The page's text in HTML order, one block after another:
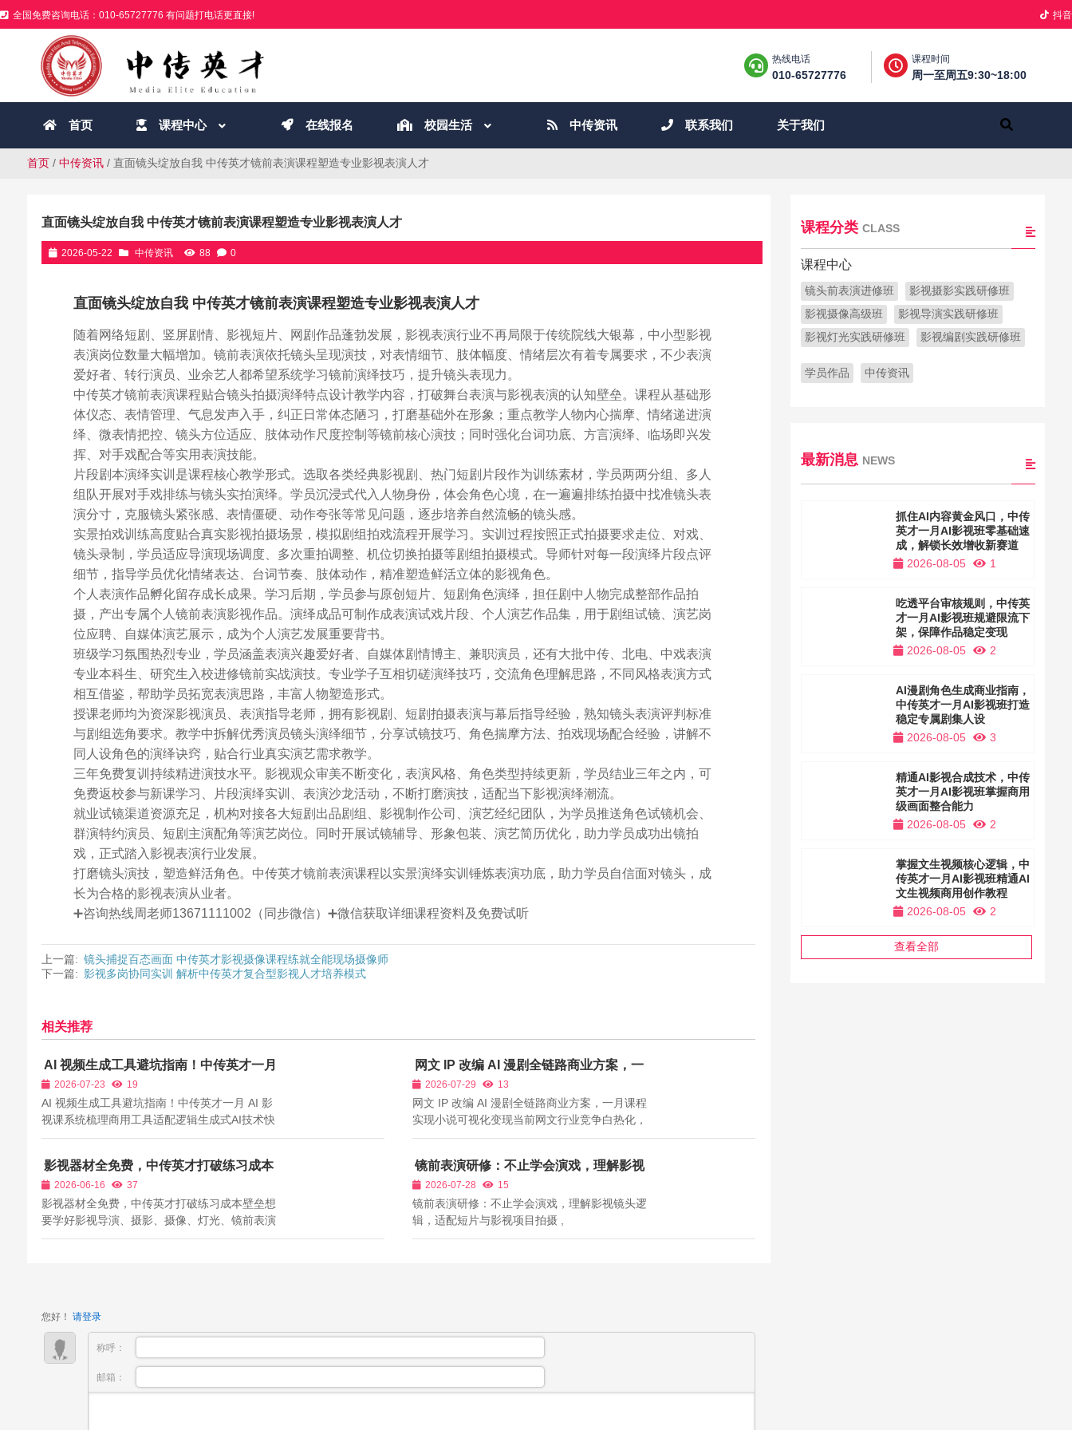
全国免费咨询电话：010-65727776 有问题打电话更直接! 抖音
热线电话
010-65727776
课程时间
周一至周五9:30~18:00
首页 课程中心 在线报名 校园生活 中传资讯 联系我们 关于我们
首页/ 中传资讯/ 直面镜头绽放自我 中传英才镜前表演课程塑造专业影视表演人才
直面镜头绽放自我 中传英才镜前表演课程塑造专业影视表演人才
2026-05-22 中传资讯 88 0
直面镜头绽放自我 中传英才镜前表演课程塑造专业影视表演人才
随着网络短剧、竖屏剧情、影视短片、网剧作品蓬勃发展，影视表演行业不再局限于传统院线大银幕，中小型影视
表演岗位数量大幅增加。镜前表演依托镜头呈现演技，对表情细节、肢体幅度、情绪层次有着专属要求，不少表演
爱好者、转行演员、业余艺人都希望系统学习镜前演绎技巧，提升镜头表现力。
中传英才镜前表演课程贴合镜头拍摄演绎特点设计教学内容，打破舞台表演与影视表演的认知壁垒。课程从基础形
体仪态、表情管理、气息发声入手，纠正日常体态陋习，打磨基础外在形象；重点教学人物内心揣摩、情绪递进演
绎、微表情把控、镜头方位适应、肢体动作尺度控制等镜前核心演技；同时强化台词功底、方言演绎、临场即兴发
挥、对手戏配合等实用表演技能。
片段剧本演绎实训是课程核心教学形式。选取各类经典影视剧、热门短剧片段作为训练素材，学员两两分组、多人
组队开展对手戏排练与镜头实拍演绎。学员沉浸式代入人物身份，体会角色心境，在一遍遍排练拍摄中找准镜头表
演分寸，克服镜头紧张感、表情僵硬、动作夸张等常见问题，逐步培养自然流畅的镜头感。
实景拍戏训练高度贴合真实影视拍摄场景，模拟剧组拍戏流程开展学习。实训过程按照正式拍摄要求走位、对戏、
镜头录制，学员适应导演现场调度、多次重拍调整、机位切换拍摄等剧组拍摄模式。导师针对每一段演绎片段点评
细节，指导学员优化情绪表达、台词节奏、肢体动作，精准塑造鲜活立体的影视角色。
个人表演作品孵化留存成长成果。学习后期，学员参与原创短片、短剧角色演绎，担任剧中人物完成整部作品拍
摄，产出专属个人镜前表演影视作品。演绎成品可制作成表演试戏片段、个人演艺作品集，用于剧组试镜、演艺岗
位应聘、自媒体演艺展示，成为个人演艺发展重要背书。
班级学习氛围热烈专业，学员涵盖表演兴趣爱好者、自媒体剧情博主、兼职演员，还有大批中传、北电、中戏表演
专业本科生、研究生入校进修镜前实战演技。专业学子互相切磋演绎技巧，交流角色理解思路，不同风格表演方式
相互借鉴，帮助学员拓宽表演思路，丰富人物塑造形式。
授课老师均为资深影视演员、表演指导老师，拥有影视剧、短剧拍摄表演与幕后指导经验，熟知镜头表演评判标准
与剧组选角要求。教学中拆解优秀演员镜头演绎细节，分享试镜技巧、角色揣摩方法、拍戏现场配合经验，讲解不
同人设角色的演绎诀窍，贴合行业真实演艺需求教学。
三年免费复训持续精进演技水平。影视观众审美不断变化，表演风格、角色类型持续更新，学员结业三年之内，可
免费返校参与新课学习、片段演绎实训、表演沙龙活动，不断打磨演技，适配当下影视演绎潮流。
就业试镜渠道资源充足，机构对接各大短剧出品剧组、影视制作公司、演艺经纪团队，为学员推送角色试镜机会、
群演特约演员、短剧主演配角等演艺岗位。同时开展试镜辅导、形象包装、演艺简历优化，助力学员成功出镜拍
戏，正式踏入影视表演行业发展。
打磨镜头演技，塑造鲜活角色。中传英才镜前表演课程以实景演绎实训锤炼表演功底，助力学员自信面对镜头，成
长为合格的影视表演从业者。
➕咨询热线周老师13671111002（同步微信）➕微信获取详细课程资料及免费试听
上一篇: 镜头捕捉百态画面 中传英才影视摄像课程练就全能现场摄像师
下一篇: 影视多岗协同实训 解析中传英才复合型影视人才培养模式
相关推荐
AI 视频生成工具避坑指南！中传英才一月
AI 影视课系统梳理商用工具适配逻辑
2026-07-23 19
AI 视频生成工具避坑指南！中传英才一月 AI 影
视课系统梳理商用工具适配逻辑生成式AI技术快
速迭代，各类AI视频生成工具层出不穷，成为短
手自主挑选工具时，频繁踩入各类隐形陷阱。海
外主流高阶视频生成工具存在网络访问门...
网文 IP 改编 AI 漫剧全链路商业方案，一
月课程实现小说可视化变现
2026-07-29 13
网文 IP 改编 AI 漫剧全链路商业方案，一月课程
实现小说可视化变现当前网文行业竞争白热化，
单纯靠小说付费、广告分成收益增长乏力，IP二
点，其中AI漫剧改编投入低、产出快、受众重合
度最高，网文读者天然适配二次元漫剧...
影视器材全免费，中传英才打破练习成本
壁垒2026-06-16 37
影视器材全免费，中传英才打破练习成本壁垒想
要学好影视导演、摄影、摄像、灯光、镜前表演
等专业，海量实操练习是必经之路，而实操离不
镜前表演研修：不止学会演戏，理解影视
镜头逻辑，适配短片与影视项目拍摄
2026-07-28 15
镜前表演研修：不止学会演戏，理解影视镜头逻
辑，适配短片与影视项目拍摄 ,
您好！ 请登录
称呼：
邮箱：
课程分类 CLASS
课程中心
镜头前表演进修班
影视摄影实践研修班
影视摄像高级班
影视导演实践研修班
影视灯光实践研修班
影视编剧实践研修班
学员作品 中传资讯
最新消息 NEWS
抓住AI内容黄金风口，中传
英才一月AI影视班零基础速
成，解锁长效增收新赛道
2026-08-05
1
吃透平台审核规则，中传英
才一月AI影视班规避限流下
架，保障作品稳定变现
2026-08-05
2
AI漫剧角色生成商业指南，
中传英才一月AI影视班打造
稳定专属剧集人设
2026-08-05
3
精通AI影视合成技术，中传
英才一月AI影视班掌握商用
级画面整合能力
2026-08-05
2
掌握文生视频核心逻辑，中
传英才一月AI影视班精通AI
文生视频商用创作教程
2026-08-05
2
查看全部